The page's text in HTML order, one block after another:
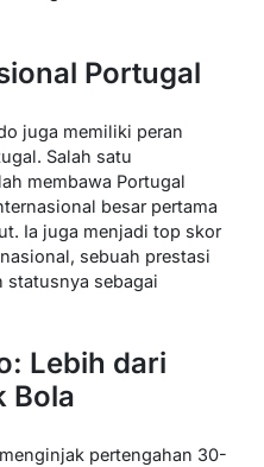
Portugal
juga memiliki peran
Salah satu
membawa Portugal
besar pertama
Ia juga menjadi top skor
sebuah prestasi
statusnya sebagai
Lebih dari
Bola
pertengahan 30-